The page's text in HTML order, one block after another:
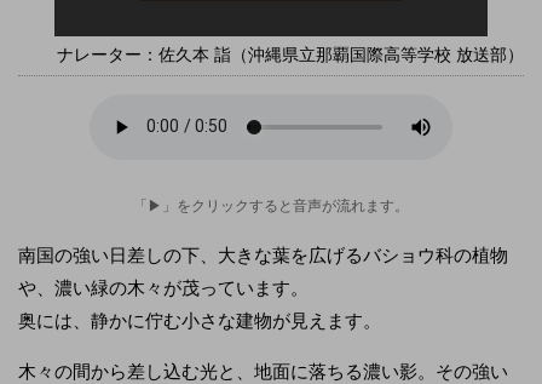
ナレーター：佐久本 詣（沖縄県立那覇国際高等学校 放送部）
「▶」をクリックすると音声が流れます。
南国の強い日差しの下、大きな葉を広げるバショウ科の植物
や、濃い緑の木々が茂っています。
奥には、静かに佇む小さな建物が見えます。
木々の間から差し込む光と、地面に落ちる濃い影。その強い